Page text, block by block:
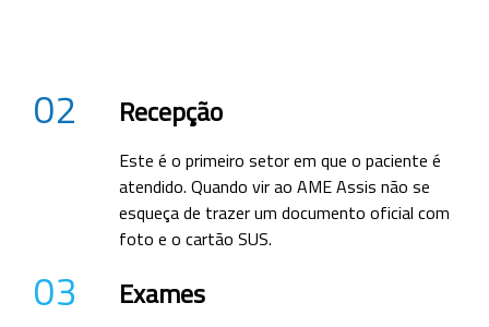
02 Recepção
Este é o primeiro setor em que o paciente é
atendido. Quando vir ao AME Assis não se
esqueça de trazer um documento oficial com
foto e o cartão SUS.
03 Exames